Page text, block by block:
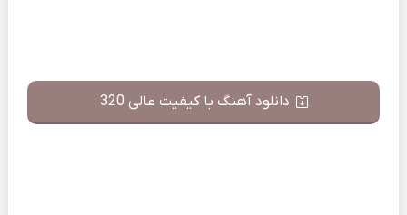
دانلود آهنگ با کیفیت عالی 320